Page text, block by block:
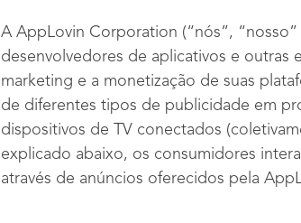
A AppLovin Corporation (“nós”,
desenvolvedores de aplicativos e outras
marketing e a monetização de suas
de diferentes tipos de publicidade em
dispositivos de TV conectados
explicado abaixo, os consumidores
através de anúncios oferecidos pela